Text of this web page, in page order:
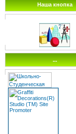
Наша кнопка
...